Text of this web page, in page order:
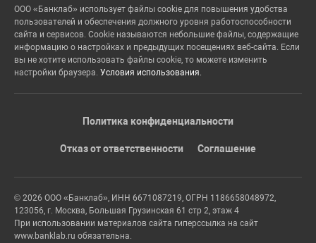
ООО «Банклаб» использует файлы cookie для повышения удобства
пользователей и обеспечения должного уровня работоспособности
сайта и сервисов. Cookie называются небольшие файлы, содержащие
информацию о настройках и предыдущих посещениях веб-сайта. Если
вы не хотите использовать файлы cookie, то можете изменить
настройки браузера. Условия использования.
Политика конфиденциальности
Отказ от ответственности Соглашение
© 2026 ООО «Банклаб», ИНН 6671087219, ОГРН 1186658048972,
123056, г. Москва, Большая Грузинская 61 стр 2, этаж 4
При использовании материалов сайта гиперссылка на сайт
www.banklab.ru обязательна.